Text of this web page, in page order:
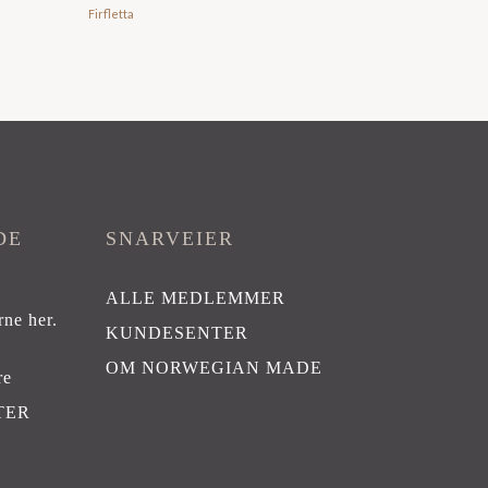
Firfletta
her.
SNARVEIER
ALLE MEDLEMMER
KUNDESENTER
OM NORWEGIAN MADE